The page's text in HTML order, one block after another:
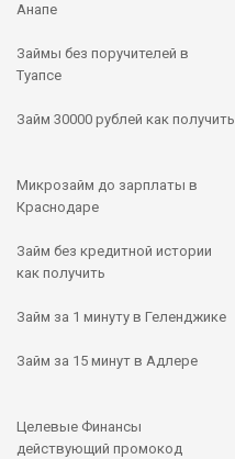
Анапе
Займы без поручителей в
Туапсе
Займ 30000 рублей как получить
Микрозайм до зарплаты в
Краснодаре
Займ без кредитной истории
как получить
Займ за 1 минуту в Геленджике
Займ за 15 минут в Адлере
Целевые Финансы
действующий промокод